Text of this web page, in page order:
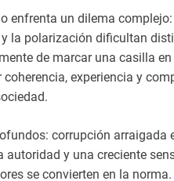
enfrenta un dilema
la polarización dificultan
de marcar una casilla
coherencia, experiencia y
corrupción arraigada
y una creciente
se convierten en la